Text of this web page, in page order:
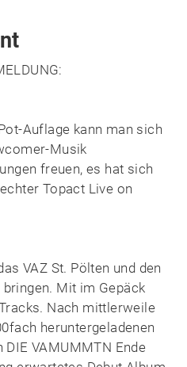
Auflage kann man sich
Musik
freuen, es hat sich
Topact Live on
VAZ St. Pölten und den
Mit im Gepäck
Nach mittlerweile
heruntergeladenen
VAMUMMTN Ende